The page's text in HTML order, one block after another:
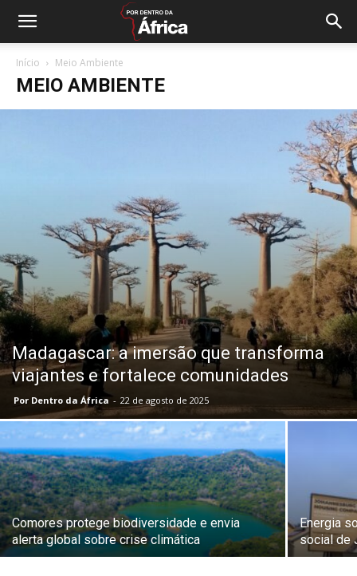
Início Meio Ambiente
MEIO AMBIENTE
Madagascar: a imersão que transforma
viajantes e fortalece comunidades
Por Dentro da África - 22 de agosto de 2025
Comores protege biodiversidade e envia
alerta global sobre crise climática
Energia
social de